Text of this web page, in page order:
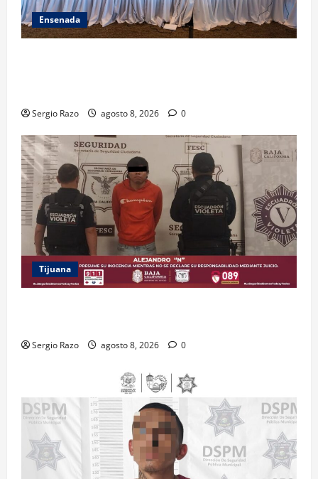
Ensenada
Sergio Razo agosto 8, 2026 0
Tijuana
Sergio Razo agosto 8, 2026 0